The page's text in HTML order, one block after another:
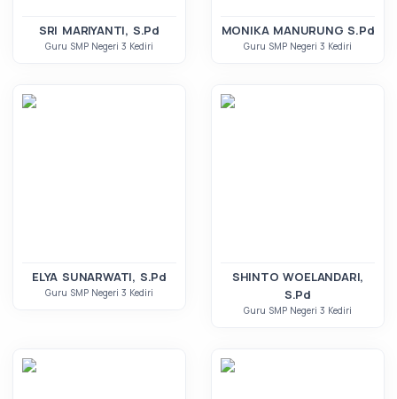
SRI MARIYANTI, S.Pd
Guru SMP Negeri 3 Kediri
MONIKA MANURUNG S.Pd
Guru SMP Negeri 3 Kediri
ELYA SUNARWATI, S.Pd
Guru SMP Negeri 3 Kediri
SHINTO WOELANDARI,
S.Pd
Guru SMP Negeri 3 Kediri